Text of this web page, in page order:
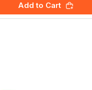
Add to Cart